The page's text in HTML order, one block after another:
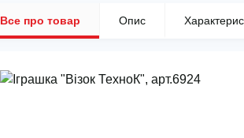
Все про товар Опис